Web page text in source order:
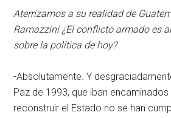
Aterrizamos a su realidad de
Ramazzini ¿El conflicto armado es
sobre la política de hoy?
-Absolutamente. Y
Paz de 1993, que iban
reconstruir el Estado no se han